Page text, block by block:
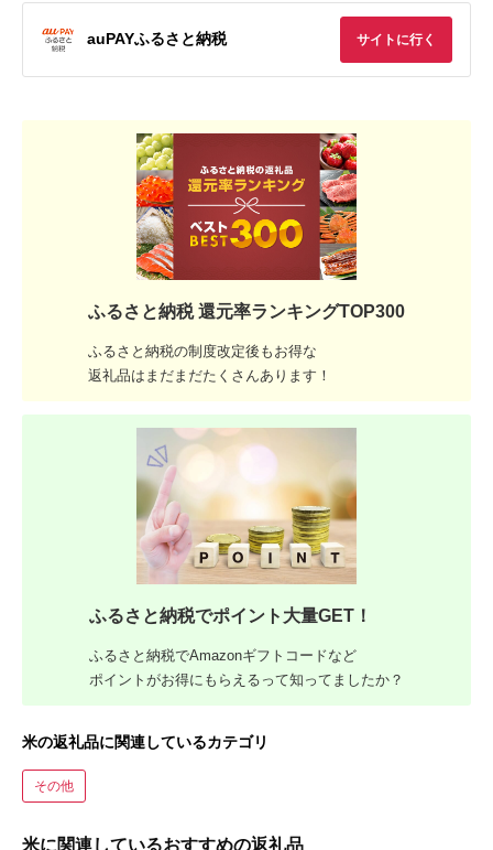
auPAYふるさと納税 サイトに行く
ふるさと納税 還元率ランキングTOP300
ふるさと納税の制度改定後もお得な
返礼品はまだまだたくさんあります！
ふるさと納税でポイント大量GET！
ふるさと納税でAmazonギフトコードなど
ポイントがお得にもらえるって知ってましたか？
米の返礼品に関連しているカテゴリ
その他
米に関連しているおすすめの返礼品